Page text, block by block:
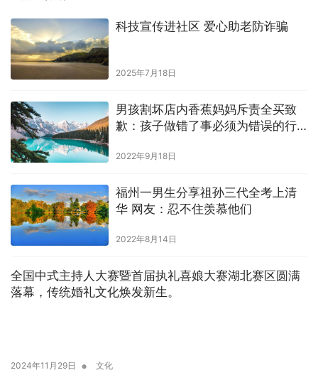
科技宣传进社区 爱心助老防诈骗
2025年7月18日
男孩割坏店内香蕉妈妈斥责全买致
歉：孩子做错了事必须为错误的行
2022年9月18日
福州一男生分享祖孙三代全考上清
华 网友：忍不住羡慕他们
2022年8月14日
全国中式主持人大赛暨首届执礼喜娘大赛湖北赛区圆满
落幕，传统婚礼文化焕发新生。
2024年11月29日 • 文化